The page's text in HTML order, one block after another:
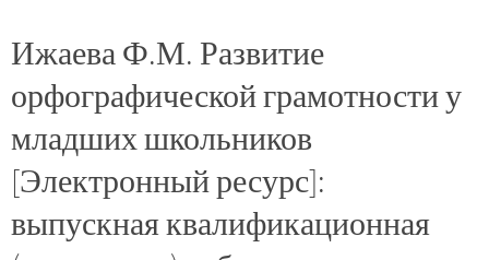
Ижаева Ф.М. Развитие
орфографической грамотности у
младших школьников
[Электронный ресурс]:
выпускная квалификационная